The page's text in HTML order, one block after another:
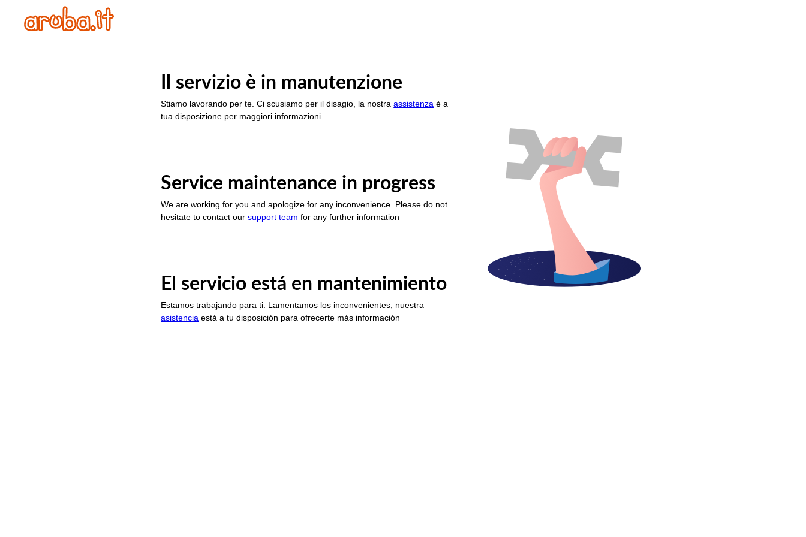
Il servizio è in manutenzione
Stiamo lavorando per te. Ci scusiamo per il disagio, la nostraassistenza è a
tua disposizione per maggiori informazioni
Service maintenance in progress
We are working for you and apologize for any inconvenience. Please do not
hesitate to contact oursupport team for any further information
El servicio está en mantenimiento
Estamos trabajando para ti. Lamentamos los inconvenientes, nuestra
asistencia está a tu disposición para ofrecerte más información